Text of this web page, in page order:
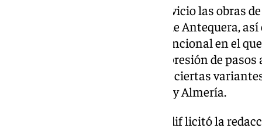
Se ha finalizado y puesto en servicio las obras
a la estación de Alta Velocidad de Antequera,
realizó y presentó un estudio funcional en el
la electrificación de la línea, supresión de
el planteamiento preliminar de ciertas
tiempos de viaje entre Granada y Almería.
El pasado mes de noviembre, Adif licitó la